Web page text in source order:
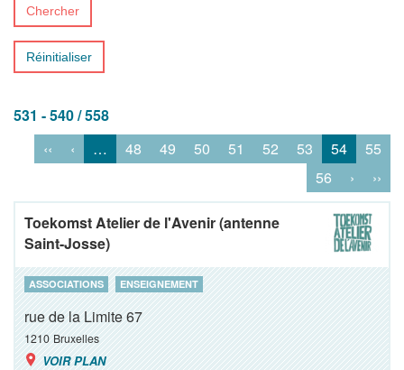
Chercher
Réinitialiser
531 - 540 / 558
‹‹
‹ … 48 49 50 51 52 53 54
55
56
› ››
Toekomst Atelier de l'Avenir (antenne
Saint-Josse)
ASSOCIATIONS ENSEIGNEMENT
rue de la Limite 67
1210 Bruxelles
VOIR PLAN